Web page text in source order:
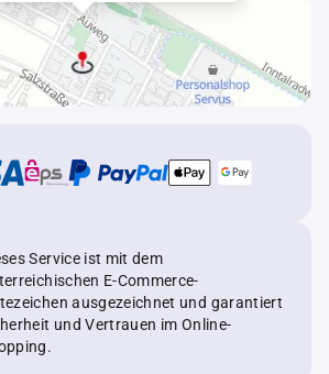
Service ist mit dem
E-Commerce-
ausgezeichnet und garantiert
und Vertrauen im Online-